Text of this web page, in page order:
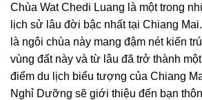
Chùa Wat Chedi Luang là một trong
lịch sử lâu đời bậc nhất tại Chiang
là ngôi chùa này mang đậm nét kiến
vùng đất này và từ lâu đã trở thành
điểm du lịch biểu tượng của Chiang
Nghỉ Dưỡng sẽ giới thiệu đến bạn